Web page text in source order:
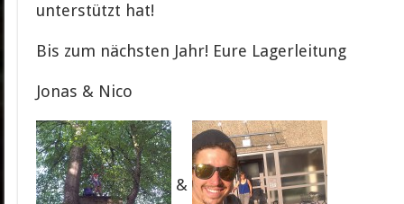
unterstützt hat!
Bis zum nächsten Jahr! Eure Lagerleitung
Jonas & Nico
&